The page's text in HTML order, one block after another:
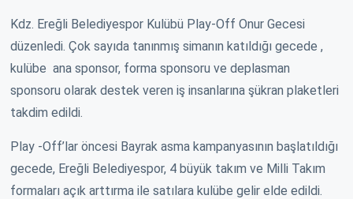
Kdz. Ereğli Belediyespor Kulübü Play-Off Onur Gecesi
düzenledi. Çok sayıda tanınmış simanın katıldığı gecede ,
kulübe ana sponsor, forma sponsoru ve deplasman
sponsoru olarak destek veren iş insanlarına şükran plaketleri
takdim edildi.
Play -Off’lar öncesi Bayrak asma kampanyasının başlatıldığı
gecede, Ereğli Belediyespor, 4 büyük takım ve Milli Takım
formaları açık arttırma ile satılara kulübe gelir elde edildi.